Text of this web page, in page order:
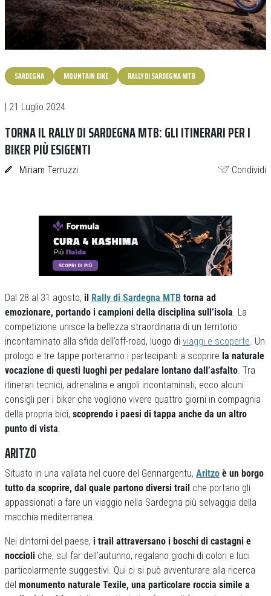
SARDEGNA MOUNTAIN BIKE RALLY DI SARDEGNA MTB
| 21 Luglio 2024
TORNA IL RALLY DI SARDEGNA MTB: GLI ITINERARI PER I
BIKER PIÙ ESIGENTI
Miriam Terruzzi Condividi
Dal 28 al 31 agosto, il Rally di Sardegna MTB torna ad
emozionare, portando i campioni della disciplina sull’isola. La
competizione unisce la bellezza straordinaria di un territorio
incontaminato alla sfida dell’off-road, luogo di viaggi e scoperte. Un
prologo e tre tappe porteranno i partecipanti a scoprire la naturale
vocazione di questi luoghi per pedalare lontano dall’asfalto. Tra
itinerari tecnici, adrenalina e angoli incontaminati, ecco alcuni
consigli per i biker che vogliono vivere quattro giorni in compagnia
della propria bici, scoprendo i paesi di tappa anche da un altro
punto di vista.
ARITZO
Situato in una vallata nel cuore del Gennargentu, Aritzo è un borgo
tutto da scoprire, dal quale partono diversi trail che portano gli
appassionati a fare un viaggio nella Sardegna più selvaggia della
macchia mediterranea.
Nei dintorni del paese, i trail attraversano i boschi di castagni e
noccioli che, sul far dell’autunno, regalano giochi di colori e luci
particolarmente suggestivi. Qui ci si può avventurare alla ricerca
del monumento naturale Texile, una particolare roccia simile a